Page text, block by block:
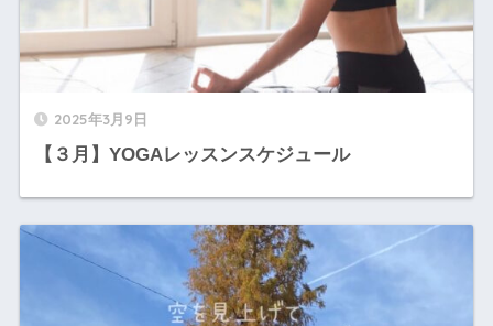
2025年3月9日
【３月】YOGAレッスンスケジュール